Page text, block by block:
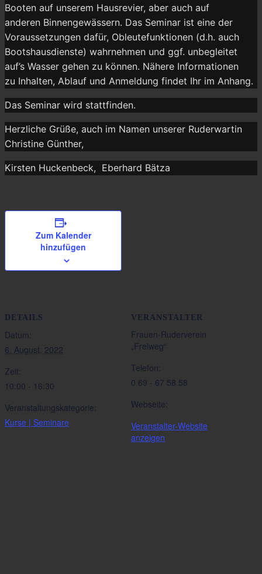
Booten auf unserem Hausrevier, aber auch auf
anderen Binnengewässern. Das Seminar ist eine der
Voraussetzungen dafür, Obleutefunktionen (d.h. auch
Bootshausdienste) wahrnehmen und ggf. unbegleitet
auf’s Wasser gehen zu können. Nähere Informationen
zu Inhalten, Ablauf und Anmeldung findet Ihr im Anhang.
Das Seminar wird stattfinden.
Herzliche Grüße, auch im Namen unserer Ruderwartin
Christine Günther,
Kirsten Huckenbeck, Eberhard Bätza
Zum Kalender
hinzufügen
DETAILS
Datum:
6. August, 2022
Zeit:
10:00 - 16:30
Veranstaltungskategorie:
Kurse | Seminare
VERANSTALTER
Frauen-Ruderverein
„Freiweg“
Telefon:
0 69 - 67 58 58
Webseite:
Veranstalter-Website
anzeigen